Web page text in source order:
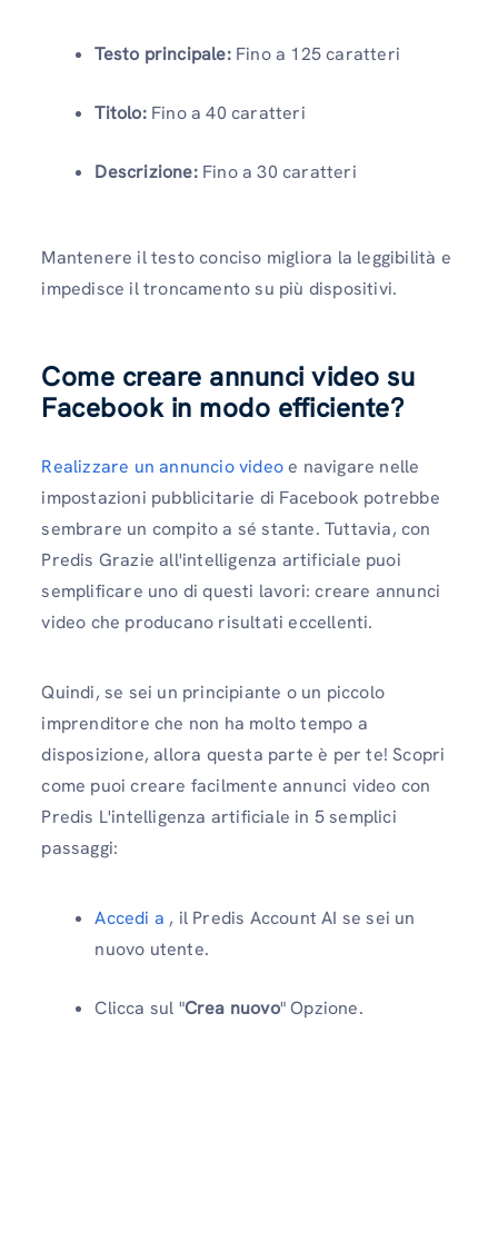
Testo principale:Fino a 125 caratteri
Titolo:Fino a 40 caratteri
Descrizione:Fino a 30 caratteri
Mantenere il testo conciso migliora la leggibilità e
impedisce il troncamento su più dispositivi.
Come creare annunci video su
Facebook in modo efficiente?
Realizzare un annuncio videoe navigare nelle
impostazioni pubblicitarie di Facebook potrebbe
sembrare un compito a sé stante. Tuttavia, con
Predis Grazie all'intelligenza artificiale puoi
semplificare uno di questi lavori: creare annunci
video che producano risultati eccellenti.
Quindi, se sei un principiante o un piccolo
imprenditore che non ha molto tempo a
disposizione, allora questa parte è per te! Scopri
come puoi creare facilmente annunci video con
Predis L'intelligenza artificiale in 5 semplici
passaggi:
Accedi a , il Predis Account AI se sei un
nuovo utente.
Clicca sul "Crea nuovo" Opzione.